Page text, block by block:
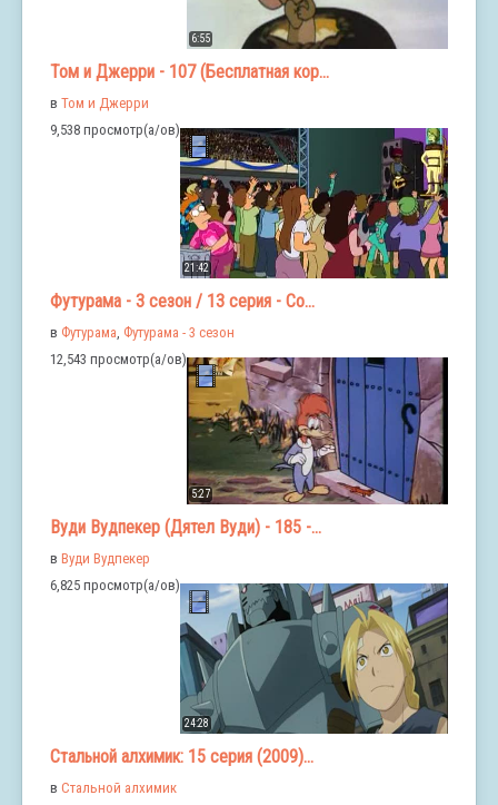
6:55
Том и Джерри - 107 (Бесплатная кор...
в Том и Джерри
9,538 просмотр(а/ов)
21:42
Футурама - 3 сезон / 13 серия - Со...
в Футурама, Футурама - 3 сезон
12,543 просмотр(а/ов)
5:27
Вуди Вудпекер (Дятел Вуди) - 185 -...
в Вуди Вудпекер
6,825 просмотр(а/ов)
24:28
Стальной алхимик: 15 серия (2009)...
в Стальной алхимик